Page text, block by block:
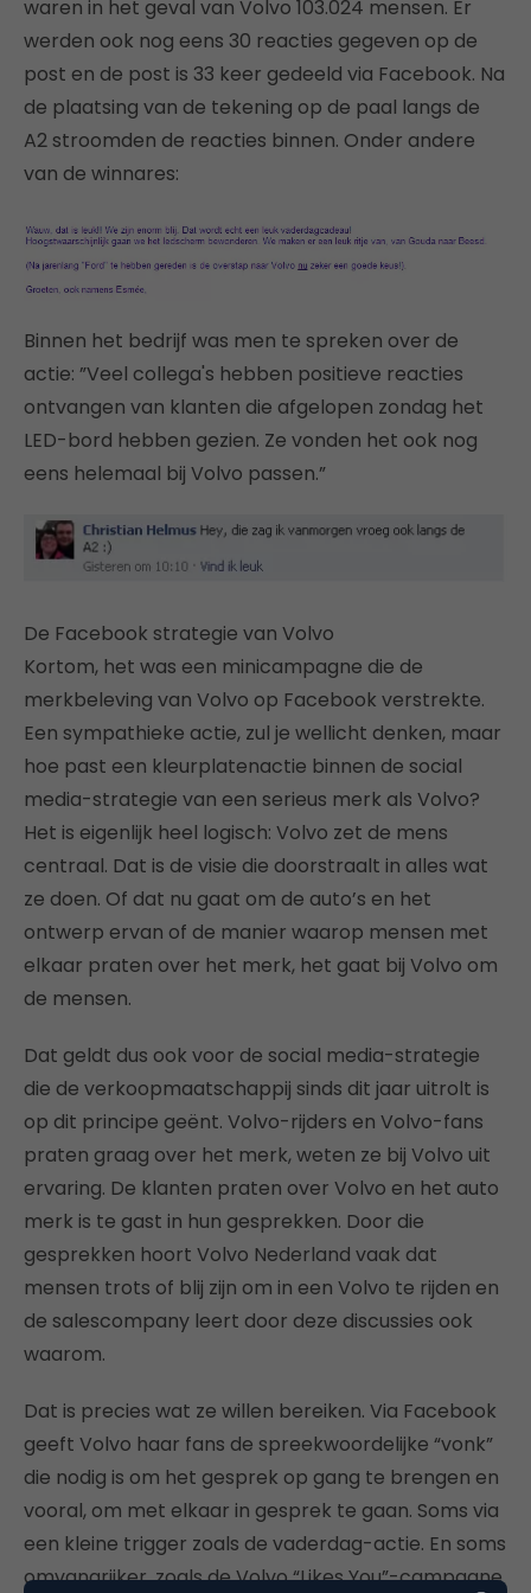
waren in het geval van Volvo 103.024 mensen. Er
werden ook nog eens 30 reacties gegeven op de
post en de post is 33 keer gedeeld via Facebook. Na
de plaatsing van de tekening op de paal langs de
A2 stroomden de reacties binnen. Onder andere
van de winnares:
Binnen het bedrijf was men te spreken over de
actie: ”Veel collega's hebben positieve reacties
ontvangen van klanten die afgelopen zondag het
LED-bord hebben gezien. Ze vonden het ook nog
eens helemaal bij Volvo passen.”
De Facebook strategie van Volvo
Kortom, het was een minicampagne die de
merkbeleving van Volvo op Facebook verstrekte.
Een sympathieke actie, zul je wellicht denken, maar
hoe past een kleurplatenactie binnen de social
media-strategie van een serieus merk als Volvo?
Het is eigenlijk heel logisch: Volvo zet de mens
centraal. Dat is de visie die doorstraalt in alles wat
ze doen. Of dat nu gaat om de auto’s en het
ontwerp ervan of de manier waarop mensen met
elkaar praten over het merk, het gaat bij Volvo om
de mensen.
Dat geldt dus ook voor de social media-strategie
die de verkoopmaatschappij sinds dit jaar uitrolt is
op dit principe geënt. Volvo-rijders en Volvo-fans
praten graag over het merk, weten ze bij Volvo uit
ervaring. De klanten praten over Volvo en het auto
merk is te gast in hun gesprekken. Door die
gesprekken hoort Volvo Nederland vaak dat
mensen trots of blij zijn om in een Volvo te rijden en
de salescompany leert door deze discussies ook
waarom.
Dat is precies wat ze willen bereiken. Via Facebook
geeft Volvo haar fans de spreekwoordelijke “vonk”
die nodig is om het gesprek op gang te brengen en
vooral, om met elkaar in gesprek te gaan. Soms via
een kleine trigger zoals de vaderdag-actie. En soms
omvangrijker, zoals de Volvo “Likes You”-campagne